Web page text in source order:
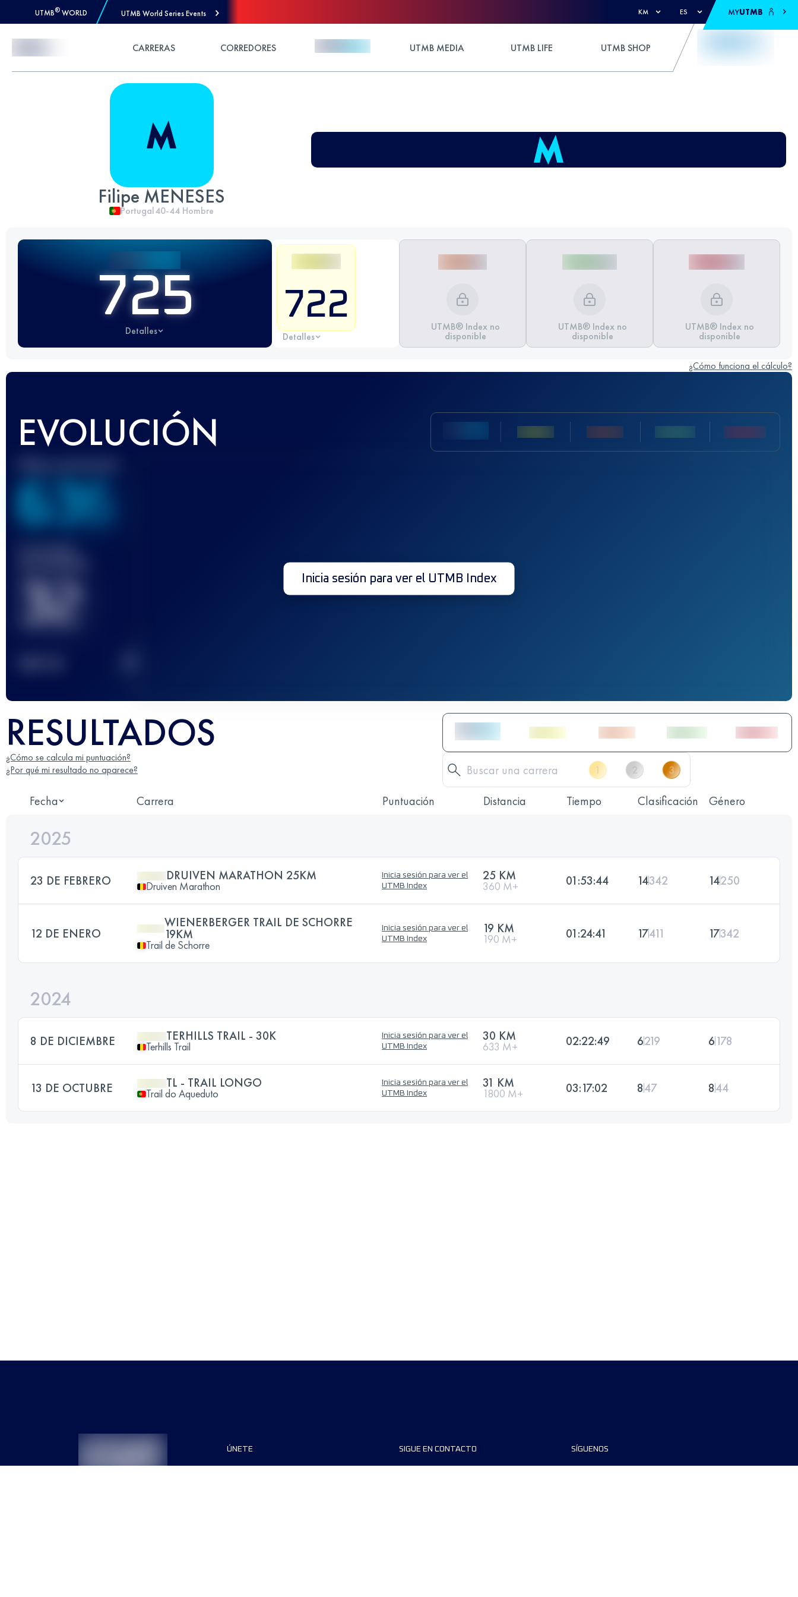
UTMB® WORLD UTMB World Series Events KM ES MYUTMB
CARRERAS CORREDORES UTMB MEDIA UTMB LIFE UTMB SHOP
Filipe MENESES
Portugal40-44 Hombre
725
Detalles
722
Detalles
UTMB® Index no
disponible
UTMB® Index no
disponible
UTMB® Index no
disponible
¿Cómo funciona el cálculo?
EVOLUCIÓN
636
32 Inicia sesión para ver el UTMB Index
RESULTADOS
¿Cómo se calcula mi puntuación?
¿Por qué mi resultado no aparece?
Fecha Carrera Puntuación Distancia Tiempo Clasificación Género
2025
23 DE FEBRERO DRUIVEN MARATHON 25KM
Druiven Marathon
Inicia sesión para ver el
UTMB Index
25 KM
360 M+ 01:53:44 14342 14250
12 DE ENERO
WIENERBERGER TRAIL DE SCHORRE
19KM
Trail de Schorre
Inicia sesión para ver el
UTMB Index
19 KM
190 M+ 01:24:41 17411 17342
2024
8 DE DICIEMBRE TERHILLS TRAIL - 30K
Terhills Trail
Inicia sesión para ver el
UTMB Index
30 KM
633 M+ 02:22:49 6219 6178
13 DE OCTUBRE TL - TRAIL LONGO
Trail do Aqueduto
Inicia sesión para ver el
UTMB Index
31 KM
1800 M+ 03:17:02 847 844
ÚNETE SIGUE EN CONTACTO SÍGUENOS